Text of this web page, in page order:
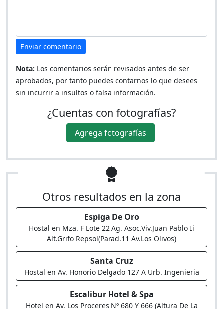
Enviar comentario
Nota: Los comentarios serán revisados antes de ser
aprobados, por tanto puedes contarnos lo que desees
sin incurrir a insultos o falsa información.
¿Cuentas con fotografías?
Agrega fotografías
Otros resultados en la zona
Espiga De Oro
Hostal en Mza. F Lote 22 Ag. Asoc.Viv.Juan Pablo Ii
Alt.Grifo Repsol(Parad.11 Av.Los Olivos)
Santa Cruz
Hostal en Av. Honorio Delgado 127 A Urb. Ingenieria
Escalibur Hotel & Spa
Hotel en Av. Los Proceres Nº 680 Y 666 (Altura De La